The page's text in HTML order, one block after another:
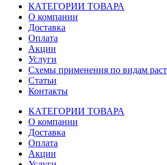
КАТЕГОРИИ ТОВАРА
О компании
Доставка
Оплата
Акции
Услуги
Схемы применения по видам
Статьи
Контакты
КАТЕГОРИИ ТОВАРА
О компании
Доставка
Оплата
Акции